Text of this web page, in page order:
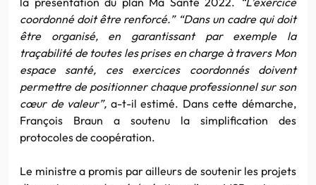
coordonné doit être renforcé.” “Dans un cadre qui doit
être organisé, en garantissant par exemple la
traçabilité de toutes les prises en charge à travers Mon
espace santé, ces exercices coordonnés doivent
permettre de positionner chaque professionnel sur son
cœur de valeur”, a-t-il estimé. Dans cette démarche,
François Braun a soutenu la simplification des
protocoles de coopération.
Le ministre a promis par ailleurs de soutenir les projets